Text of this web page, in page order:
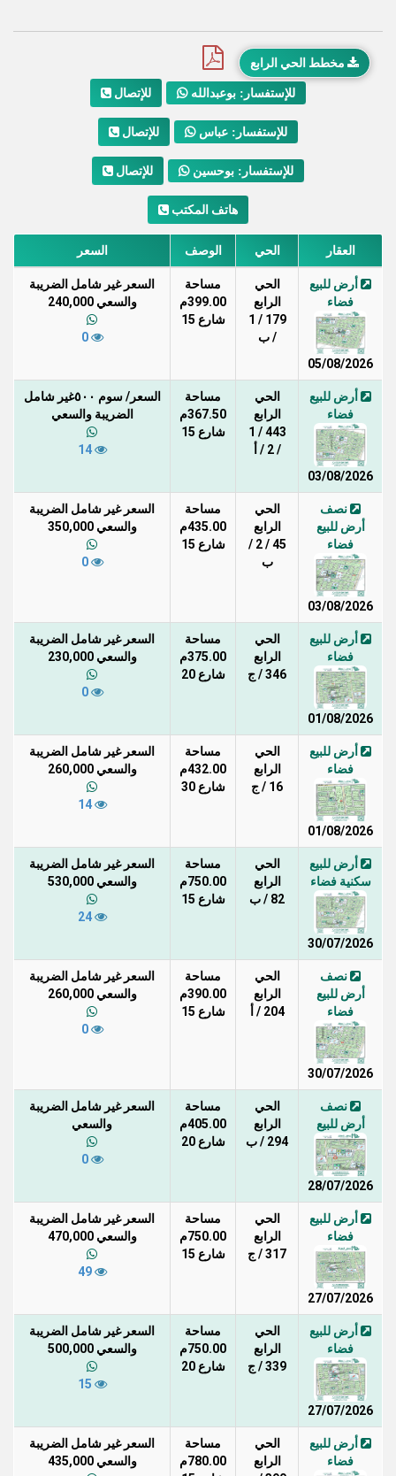
مخطط الحي الرابع
للإتصال للإستفسار: بوعبدالله
للإتصال للإستفسار: عباس
للإتصال للإستفسار: بوحسين
هاتف المكتب
العقار الحي الوصف السعر
أرض للبيع
فضاء
05/08/2026
الحي
الرابع
179 / 1
/ ب
مساحة
399.00م
شارع 15
السعر غير شامل الضريبة
والسعي 240,000
0
أرض للبيع
فضاء
03/08/2026
الحي
الرابع
443 / 1
/ 2 / أ
مساحة
367.50م
شارع 15
السعر/ سوم ٥٠٠غير شامل
الضريبة والسعي
14
نصف
أرض للبيع
فضاء
03/08/2026
الحي
الرابع
45 / 2 /
ب
مساحة
435.00م
شارع 15
السعر غير شامل الضريبة
والسعي 350,000
0
أرض للبيع
فضاء
01/08/2026
الحي
الرابع
346 / ج
مساحة
375.00م
شارع 20
السعر غير شامل الضريبة
والسعي 230,000
0
أرض للبيع
فضاء
01/08/2026
الحي
الرابع
16 / ج
مساحة
432.00م
شارع 30
السعر غير شامل الضريبة
والسعي 260,000
14
أرض للبيع
سكنية فضاء
30/07/2026
الحي
الرابع
82 / ب
مساحة
750.00م
شارع 15
السعر غير شامل الضريبة
والسعي 530,000
24
نصف
أرض للبيع
فضاء
30/07/2026
الحي
الرابع
204 / أ
مساحة
390.00م
شارع 15
السعر غير شامل الضريبة
والسعي 260,000
0
نصف
أرض للبيع
28/07/2026
الحي
الرابع
294 / ب
مساحة
405.00م
شارع 20
السعر غير شامل الضريبة
والسعي
0
أرض للبيع
فضاء
27/07/2026
الحي
الرابع
317 / ج
مساحة
750.00م
شارع 15
السعر غير شامل الضريبة
والسعي 470,000
49
أرض للبيع
فضاء
27/07/2026
الحي
الرابع
339 / ج
مساحة
750.00م
شارع 20
السعر غير شامل الضريبة
والسعي 500,000
أرض للبيع
فضاء
الحي
الرابع
مساحة
780.00م
السعر غير شامل الضريبة
والسعي 435,000